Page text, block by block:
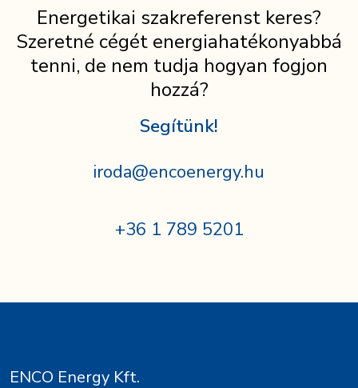
Energetikai szakreferenst keres?
Szeretné cégét energiahatékonyabbá
tenni, de nem tudja hogyan fogjon
hozzá?
Segítünk!
iroda@encoenergy.hu
+36 1 789 5201
ENCO Energy Kft.